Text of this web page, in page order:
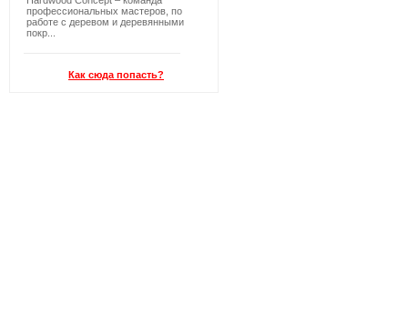
профессиональных мастеров, по
работе с деревом и деревянными
покр...
Как сюда попасть?